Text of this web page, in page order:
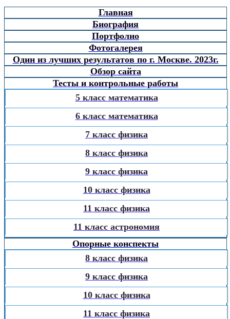
Главная
Биография
Портфолио
Фотогалерея
Один из лучших результатов по г. Москве. 2023г.
Обзор сайта
Тесты и контрольные работы
5 класс математика
6 класс математика
7 класс физика
8 класс физика
9 класс физика
10 класс физика
11 класс физика
11 класс астрономия
Опорные конспекты
8 класс физика
9 класс физика
10 класс физика
11 класс физика